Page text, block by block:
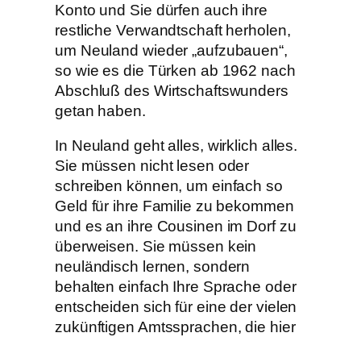
Konto und Sie dürfen auch ihre
restliche Verwandtschaft herholen,
um Neuland wieder „aufzubauen“,
so wie es die Türken ab 1962 nach
Abschluß des Wirtschaftswunders
getan haben.
In Neuland geht alles, wirklich alles.
Sie müssen nicht lesen oder
schreiben können, um einfach so
Geld für ihre Familie zu bekommen
und es an ihre Cousinen im Dorf zu
überweisen. Sie müssen kein
neuländisch lernen, sondern
behalten einfach Ihre Sprache oder
entscheiden sich für eine der vielen
zukünftigen Amtssprachen, die hier